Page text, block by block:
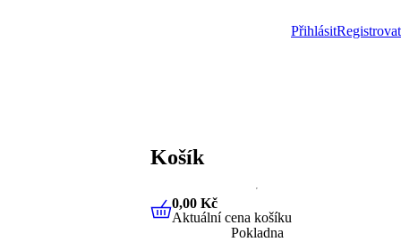
PřihlásitRegistrovat
Košík
0,00 KčAktuální cena košíku
0,00 Kč
Aktuální cena košíku
Pokladna